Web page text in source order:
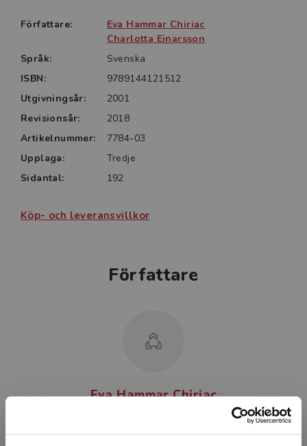
Författare:
Eva Hammar Chiriac
Charlotta Einarsson
Språk:
Svenska
ISBN:
9789144121512
Utgivningsår:
2001
Revisionsår:
2018
Artikelnummer:
7784-03
Upplaga:
Tredje
Sidantal:
192
Köp- och leveransvillkor
Författare
Eva Hammar Chiriac
Eva Hammar Chiriac är biträdande professor i